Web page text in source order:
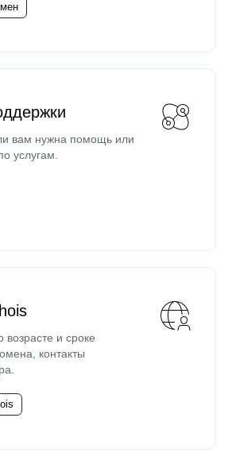
вам нужна помощь или
услугам.
и сроке
контакты